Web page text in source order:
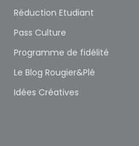
Réduction Etudiant
Pass Culture
Programme de fidélité
Le Blog Rougier&Plé
Idées Créatives